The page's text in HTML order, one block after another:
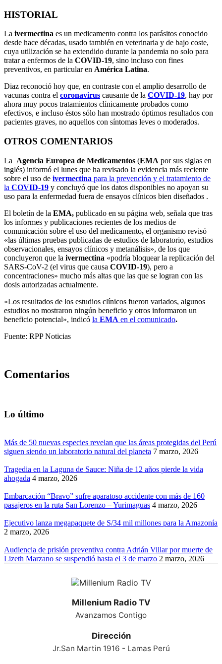
HISTORIAL
La ivermectina es un medicamento contra los parásitos conocido
desde hace décadas, usado también en veterinaria y de bajo coste,
cuya utilización se ha extendido durante la pandemia no solo para
tratar a enfermos de la COVID-19, sino incluso con fines
preventivos, en particular en América Latina.
Diaz reconoció hoy que, en contraste con el amplio desarrollo de
vacunas contra el coronavirus causante de la COVID-19, hay por
ahora muy pocos tratamientos clínicamente probados como
efectivos, e incluso éstos sólo han mostrado óptimos resultados con
pacientes graves, no aquellos con síntomas leves o moderados.
OTROS COMENTARIOS
La Agencia Europea de Medicamentos (EMA por sus siglas en
inglés) informó el lunes que ha revisado la evidencia más reciente
sobre el uso de ivermectina para la prevención y el tratamiento de
la COVID-19 y concluyó que los datos disponibles no apoyan su
uso para la enfermedad fuera de ensayos clínicos bien diseñados .
El boletín de la EMA, publicado en su página web, señala que tras
los informes y publicaciones recientes de los medios de
comunicación sobre el uso del medicamento, el organismo revisó
«las últimas pruebas publicadas de estudios de laboratorio, estudios
observacionales, ensayos clínicos y metanálisis», de los que
concluyeron que la ivermectina «podría bloquear la replicación del
SARS-CoV-2 (el virus que causa COVID-19), pero a
concentraciones» mucho más altas que las que se logran con las
dosis autorizadas actualmente.
«Los resultados de los estudios clínicos fueron variados, algunos
estudios no mostraron ningún beneficio y otros informaron un
beneficio potencial», indicó la EMA en el comunicado.
Fuente: RPP Noticias
Comentarios
Lo último
Más de 50 nuevas especies revelan que las áreas protegidas del Perú
siguen siendo un laboratorio natural del planeta 7 marzo, 2026
Tragedia en la Laguna de Sauce: Niña de 12 años pierde la vida
ahogada 4 marzo, 2026
Embarcación “Bravo” sufre aparatoso accidente con más de 160
pasajeros en la ruta San Lorenzo – Yurimaguas 4 marzo, 2026
Ejecutivo lanza megapaquete de S/34 mil millones para la Amazonía
2 marzo, 2026
Audiencia de prisión preventiva contra Adrián Villar por muerte de
Lizeth Marzano se suspendió hasta el 3 de marzo 2 marzo, 2026
Millenium Radio TV
Avanzamos Contigo
Dirección
Jr.San Martin 1916 - Lamas Perú